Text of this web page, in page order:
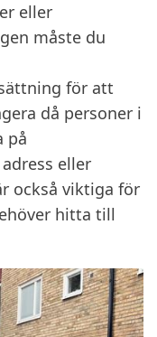
eller
måste du
för att
då personer i
på
eller
också viktiga för
hitta till